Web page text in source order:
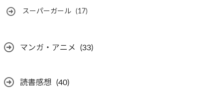
スーパーガール (17)
マンガ・アニメ (33)
読書感想 (40)